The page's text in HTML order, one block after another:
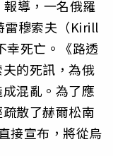
導，一名俄羅
雷穆索夫（Kirill
死亡。《路透
的死訊，為俄
混亂。為了應
散了赫爾松南
接宣布，將從烏